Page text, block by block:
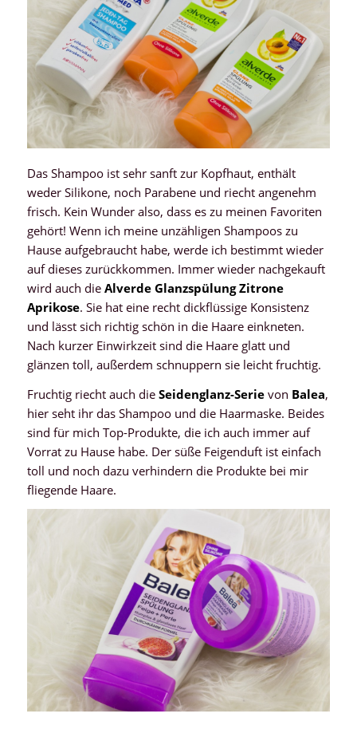
Das Shampoo ist sehr sanft zur Kopfhaut, enthält
weder Silikone, noch Parabene und riecht angenehm
frisch. Kein Wunder also, dass es zu meinen Favoriten
gehört! Wenn ich meine unzähligen Shampoos zu
Hause aufgebraucht habe, werde ich bestimmt wieder
auf dieses zurückkommen. Immer wieder nachgekauft
wird auch dieAlverde Glanzspülung Zitrone
Aprikose. Sie hat eine recht dickflüssige Konsistenz
und lässt sich richtig schön in die Haare einkneten.
Nach kurzer Einwirkzeit sind die Haare glatt und
glänzen toll, außerdem schnuppern sie leicht fruchtig.
Fruchtig riecht auch die Seidenglanz-Serievon Balea,
hier seht ihr das Shampoo und die Haarmaske. Beides
sind für mich Top-Produkte, die ich auch immer auf
Vorrat zu Hause habe. Der süße Feigenduft ist einfach
toll und noch dazu verhindern die Produkte bei mir
fliegende Haare.